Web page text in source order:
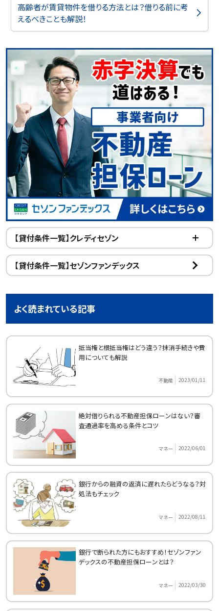
高齢者が賃貸物件を借りる方法とは？借りる前に考
えるべきことも解説！
【貸付条件一覧】クレディセゾン
【貸付条件一覧】セゾンファンデックス
よく読まれている記事
抵当権と根抵当権はどう違う？抹消手続きや費
用についても解説
不動産 2023/01/11
絶対借りられる不動産担保ローンはない？審
査通過率を高める条件とコツ
マネー 2022/06/01
銀行からの融資の返済に遅れたらどうなる？対
処法もチェック
マネー 2022/08/11
銀行で断られた方にもおすすめ！セゾンファン
デックスの不動産担保ローンとは？
マネー 2022/03/30